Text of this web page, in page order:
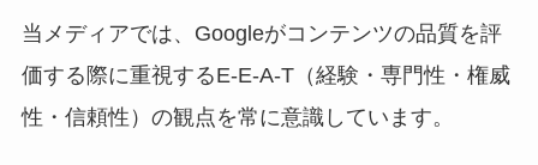
当メディアでは、Googleがコンテンツの品質を評
価する際に重視するE-E-A-T（経験・専門性・権威
性・信頼性）の観点を常に意識しています。